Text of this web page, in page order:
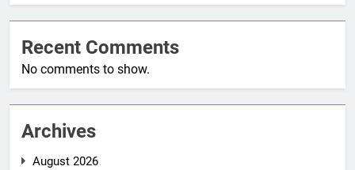
Recent Comments
No comments to show.
Archives
August 2026